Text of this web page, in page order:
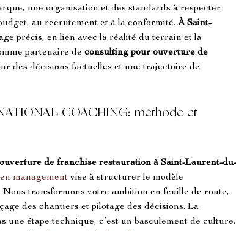
une organisation et des standards à respecter.
au recrutement et à la conformité. À Saint-
précis, en lien avec la réalité du terrain et la
partenaire de consulting pour ouverture de
des décisions factuelles et une trajectoire de
COACHING: méthode et
de franchise restauration à Saint-Laurent-du-
management vise à structurer le modèle
transformons votre ambition en feuille de route,
des chantiers et pilotage des décisions. La
une étape technique, c’est un basculement de culture.